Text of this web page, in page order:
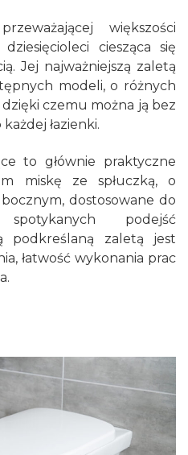
większości
ciesząca się
Jej najważniejszą zaletą
modeli, o różnych
czemu można ją bez
łazienki.
to głównie praktyczne
miskę ze spłuczką, o
dostosowane do
podejść
podkreślaną zaletą jest
łatwość wykonania prac